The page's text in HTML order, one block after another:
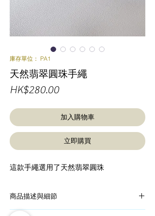
庫存單位： PA1
天然翡翠圓珠手繩
HK$280.00價
加入購物車
立即購買
這款手繩選用了天然翡翠圓珠
商品描述與細節